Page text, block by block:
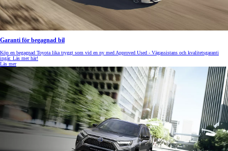
Garanti för begagnad bil
Köp en begagnad Toyota lika tryggt som vid en ny med Approved Used - Vägassistans och kvalitetsgaranti
ingår. Läs mer här!
Läs mer